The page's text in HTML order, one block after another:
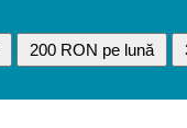
200 RON pe lună